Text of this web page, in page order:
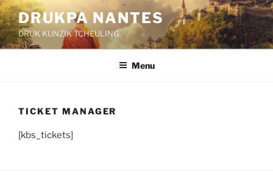
Aller
au
contenu
principal
DRUKPA NANTES
DRUK KUNZIK TCHEULING
Menu
TICKET MANAGER
[kbs_tickets]